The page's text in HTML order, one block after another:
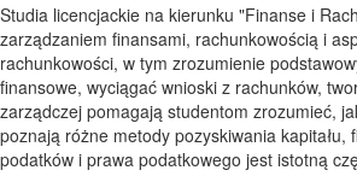
Studia licencjackie na kierunku "Finanse i
zarządzaniem finansami, rachunkowością i
rachunkowości, w tym zrozumienie
finansowe, wyciągać wnioski z rachunków,
zarządczej pomagają studentom zrozumieć,
poznają różne metody pozyskiwania
podatków i prawa podatkowego jest istotną